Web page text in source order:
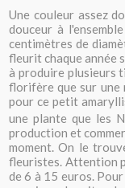
Une couleur assez
douceur à
centimètres de
fleurit chaque année
à produire plusieurs
florifère que sur une
pour ce petit
une plante que les
production et
moment. On le
fleuristes. Attention
de 6 à 15 euros.